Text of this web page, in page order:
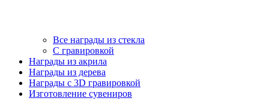
Все награды из стекла
С гравировкой
Награды из акрила
Награды из дерева
Награды с 3D гравировкой
Изготовление сувениров